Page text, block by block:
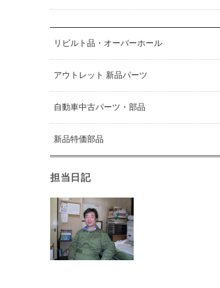
リビルト品・オーバーホール
アウトレット 新品パーツ
自動車中古パーツ・部品
新品特価部品
担当日記